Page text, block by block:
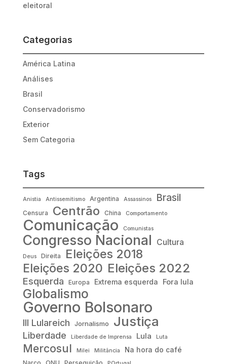
eleitoral
Categorias
América Latina
Análises
Brasil
Conservadorismo
Exterior
Sem Categoria
Tags
Anistia Antissemitismo Argentina Assassinos Brasil
Censura Centrão China Comportamento
Comunicação Comunistas
Congresso Nacional Cultura
Deus Direita Eleições 2018
Eleições 2020 Eleições 2022
Esquerda Europa Extrema esquerda Fora lula
Globalismo
Governo Bolsonaro
III Lulareich Jornalismo Justiça
Liberdade Liberdade de Imprensa Lula Luta
Mercosul Milei Militância Na hora do café